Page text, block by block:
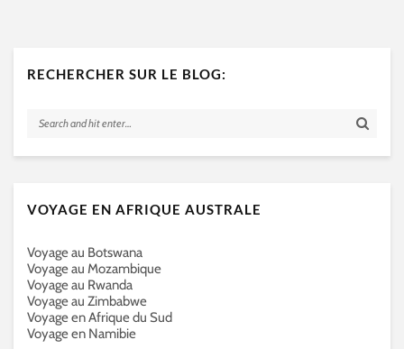
RECHERCHER SUR LE BLOG:
VOYAGE EN AFRIQUE AUSTRALE
Voyage au Botswana
Voyage au Mozambique
Voyage au Rwanda
Voyage au Zimbabwe
Voyage en Afrique du Sud
Voyage en Namibie